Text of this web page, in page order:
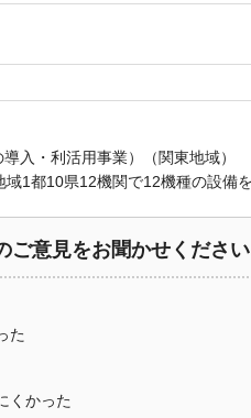
入・利活用事業）（関東地域）
1都10県12機関で12機種の設備
ご意見をお聞かせください
た
くかった